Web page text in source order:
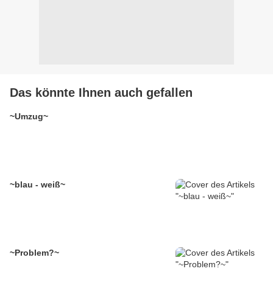
Das könnte Ihnen auch gefallen
~Umzug~
~blau - weiß~
~Problem?~